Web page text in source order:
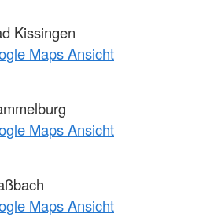
Kissingen
Maps Ansicht
Maps Ansicht
Maps Ansicht